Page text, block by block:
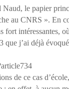
le papier
au CNRS ». En
fort intéressantes,
j’ai déjà
de ce cas